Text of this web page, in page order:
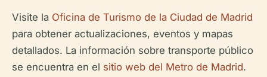
Visite la Oficina de Turismo de la Ciudad de Madrid
para obtener actualizaciones, eventos y mapas
detallados. La información sobre transporte público
se encuentra en el sitio web del Metro de Madrid.